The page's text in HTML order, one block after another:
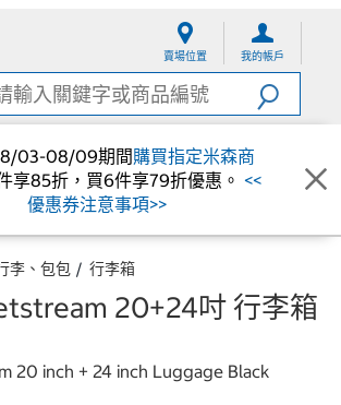
賣場位置 我的帳戶
03-08/09期間購買指定米森商
享85折，買6件享79折優惠。 <<
優惠券注意事項>>
李、包包 行李箱
20+24吋 行李箱
20 inch + 24 inch Luggage Black